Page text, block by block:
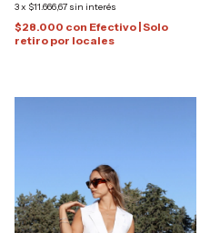
3x $11.666,67 sin interés
$28.000 con Efectivo | Solo
retiro por locales